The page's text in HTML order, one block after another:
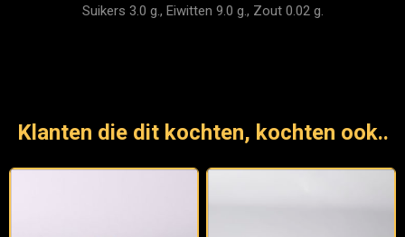
Suikers 3.0 g., Eiwitten 9.0 g., Zout 0.02 g.
Klanten die dit kochten, kochten ook..